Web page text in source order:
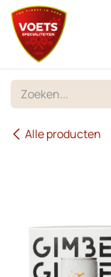
Overslaan naar inhoud
Alle producten